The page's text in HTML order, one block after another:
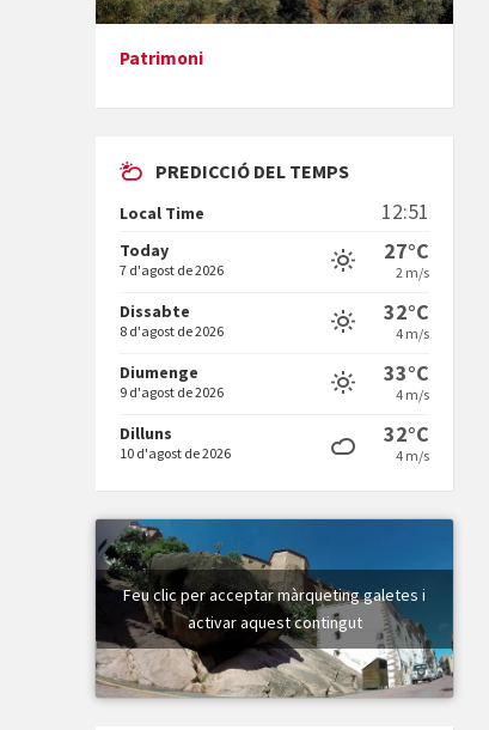
mare&quot;, d'Emma Zafon
En Bum
Vermuts a la Font. Hit parit
Patrimoni
PREDICCIÓ DEL TEMPS
Local Time 12:51
Today
7 d'agost de 2026
27°C
2 m/s
Dissabte
8 d'agost de 2026
32°C
4 m/s
Diumenge
9 d'agost de 2026
33°C
4 m/s
Dilluns
10 d'agost de 2026
32°C
4 m/s
Feu clic per acceptar màrqueting galetes i
activar aquest contingut